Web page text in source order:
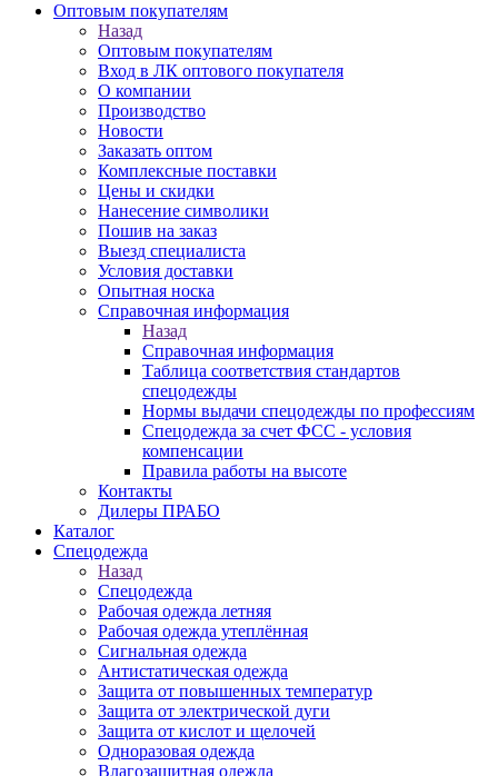
Оптовым покупателям
Назад
Оптовым покупателям
Вход в ЛК оптового покупателя
О компании
Производство
Новости
Заказать оптом
Комплексные поставки
Цены и скидки
Нанесение символики
Пошив на заказ
Выезд специалиста
Условия доставки
Опытная носка
Справочная информация
Назад
Справочная информация
Таблица соответствия стандартов
спецодежды
Нормы выдачи спецодежды по профессиям
Спецодежда за счет ФСС - условия
компенсации
Правила работы на высоте
Контакты
Дилеры ПРАБО
Каталог
Спецодежда
Назад
Спецодежда
Рабочая одежда летняя
Рабочая одежда утеплённая
Сигнальная одежда
Антистатическая одежда
Защита от повышенных температур
Защита от электрической дуги
Защита от кислот и щелочей
Одноразовая одежда
Влагозащитная одежда